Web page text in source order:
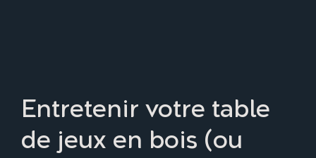
Entretenir votre table
de jeux en bois (ou